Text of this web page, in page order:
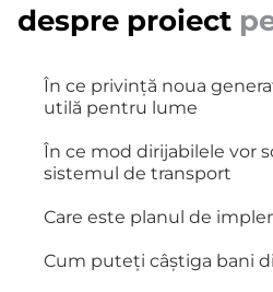
despre proiect
În ce privință noua
utilă pentru lume
În ce mod dirijabilele vor
sistemul de transport
Care este planul de
Cum puteți câștiga bani